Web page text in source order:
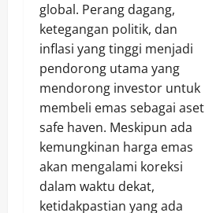
global. Perang dagang,
ketegangan politik, dan
inflasi yang tinggi menjadi
pendorong utama yang
mendorong investor untuk
membeli emas sebagai aset
safe haven. Meskipun ada
kemungkinan harga emas
akan mengalami koreksi
dalam waktu dekat,
ketidakpastian yang ada